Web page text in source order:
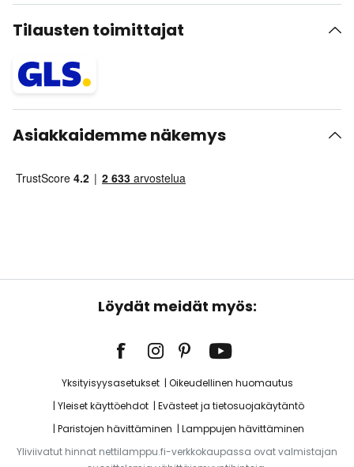
Tilausten toimittajat
Asiakkaidemme näkemys
Löydät meidät myös:
Yksityisyysasetukset
Oikeudellinen huomautus
Yleiset käyttöehdot
Evästeet ja tietosuojakäytäntö
Paristojen hävittäminen
Lamppujen hävittäminen
Yliviivatut hinnat nettilamppu.fi-verkkokaupassa ovat valmistajan